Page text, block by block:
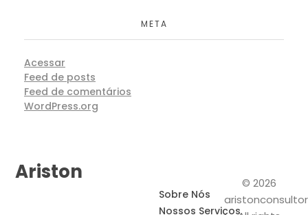
META
Acessar
Feed de posts
Feed de comentários
WordPress.org
Sobre Nós
Nossos Serviços
Ariston
© 2026